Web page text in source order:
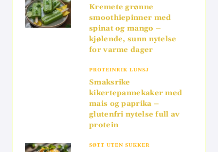
Kremete grønne
smoothiepinner med
spinat og mango –
kjølende, sunn nytelse
for varme dager
PROTEINRIK LUNSJ
Smaksrike
kikertepannekaker med
mais og paprika –
glutenfri nytelse full av
protein
SØTT UTEN SUKKER